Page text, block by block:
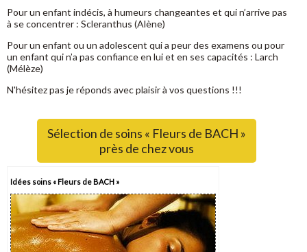
Pour un enfant indécis, à humeurs changeantes et qui n’arrive pas
à se concentrer : Scleranthus (Alène)
Pour un enfant ou un adolescent qui a peur des examens ou pour
un enfant qui n’a pas confiance en lui et en ses capacités : Larch
(Mélèze)
N'hésitez pas je réponds avec plaisir à vos questions !!!
Sélection de soins « Fleurs de BACH »
près de chez vous
Idées soins « Fleurs de BACH »